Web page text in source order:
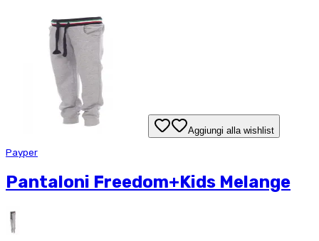
Aggiungi alla wishlist
Payper
Pantaloni Freedom+Kids Melange